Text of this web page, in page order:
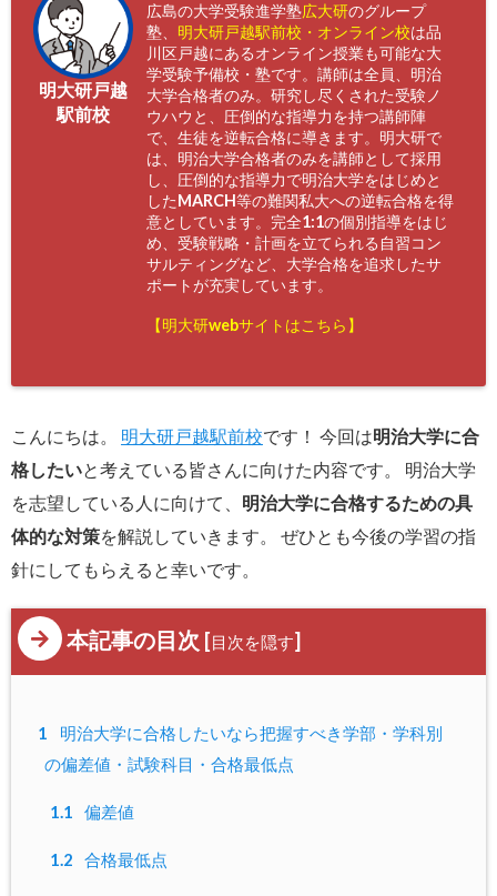
明大研戸越
駅前校
広島の大学受験進学塾広大研のグループ
塾、 明大研戸越駅前校・オンライン校は品
川区戸越にあるオンライン授業も可能な大
学受験予備校・塾です。講師は全員、明治
大学合格者のみ。研究し尽くされた受験ノ
ウハウと、圧倒的な指導力を持つ講師陣
で、生徒を逆転合格に導きます。明大研で
は、明治大学合格者のみを講師として採用
し、圧倒的な指導力で明治大学をはじめと
したMARCH等の難関私大への逆転合格を得
意としています。完全1:1の個別指導をはじ
め、受験戦略・計画を立てられる自習コン
サルティングなど、大学合格を追求したサ
ポートが充実しています。
【明大研webサイトはこちら】
こんにちは。 明大研戸越駅前校です！ 今回は明治大学に合
格したいと考えている皆さんに向けた内容です。 明治大学
を志望している人に向けて、 明治大学に合格するための具
体的な対策を解説していきます。 ぜひとも今後の学習の指
針にしてもらえると幸いです。
本記事の目次 [目次を隠す]
1
明治大学に合格したいなら把握すべき学部・学科別
の偏差値・試験科目・合格最低点
1.1 偏差値
1.2 合格最低点